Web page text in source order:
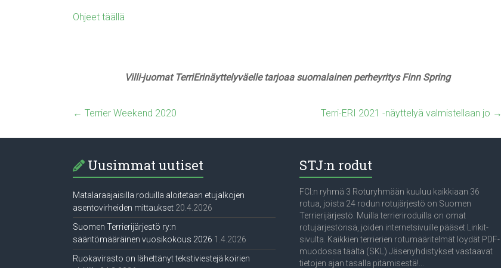
Ohjeet täällä
Villi-juomat TerriErinäyttelyväelle tarjoaa suomalainen perheyritys Finn Spring
← Terrier Weekend 2020 Terri-ERI 2021 -näyttelyä valmistellaan jo →
Uusimmat uutiset
Matalaraajaisilla roduilla aloitetaan etujalkojen
asentovirheiden mittaukset 20.4.2026
Suomen Terrierijärjestö ry:n
sääntömääräinen vuosikokous 2026 1.4.2026
Ruokavirasto on lähettänyt tekstiviestejä koirien
STJ:n rodut
FCI:n ryhmä 3 Roturyhmään kuuluu kaikkiaan 36
rotua, joista 24 rodun rotujärjestö on Suomen
Terrierijärjestö. Muilla terrieriroduilla on omat
rotujärjestönsä, joiden internetsivuille pääset Linkit-
sivulta. Kaikkien terrierien rotumääritelmät löydät PDF-
muodossa täältä (SKL) Jäsenyhdistykset vastaavat
tietojen ajan tasalla pitämisestä!...